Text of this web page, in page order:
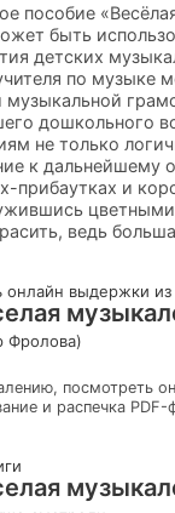
пособие
быть
детских
по музыке
музыкальной
дошкольного
не только
к дальнейшему
прибаутках и
цветными
ведь
онлайн выдержки из
Фролова)
посмотреть
и распечка PDF-